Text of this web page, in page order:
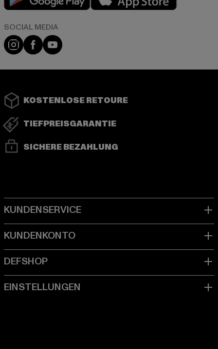
Instagram
FacebookYouTube
KOSTENLOSE RETOURE
TIEFPREISGARANTIE
SICHERE BEZAHLUNG